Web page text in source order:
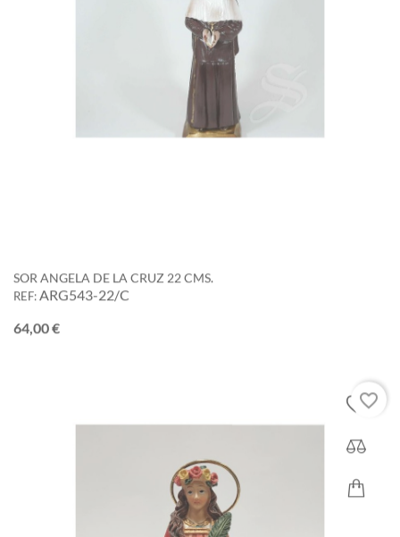
SOR ANGELA DE LA CRUZ 22 CMS.
REF: ARG543-22/C
64,00 €Precio
favorite_border